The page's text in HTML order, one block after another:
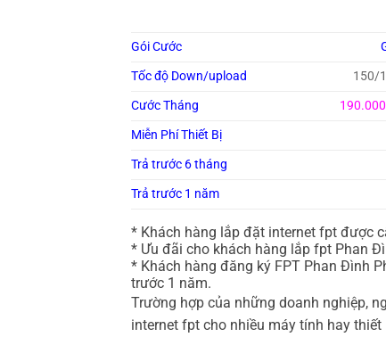
Gói Cước
Tốc độ Down/upload
150/
Cước Tháng
Miễn Phí Thiết Bị
Trả trước 6 tháng
Trả trước 1 năm
* Khách hàng lắp đặt internet fpt được
* Ưu đãi cho khách hàng lắp fpt Phan
* Khách hàng đăng ký FPT Phan Đình
trước 1 năm.
Trường hợp của những doanh nghiệp,
internet fpt cho nhiều máy tính hay